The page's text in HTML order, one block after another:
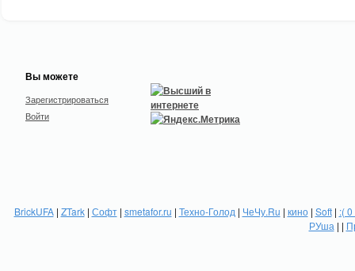
Вы можете
Зарегистрироваться
Войти
BrickUFA| ZTark| Софт| smetafor.ru | Техно-Голод | ЧеЧу.Ru | кино| Soft| :(
РУша | |